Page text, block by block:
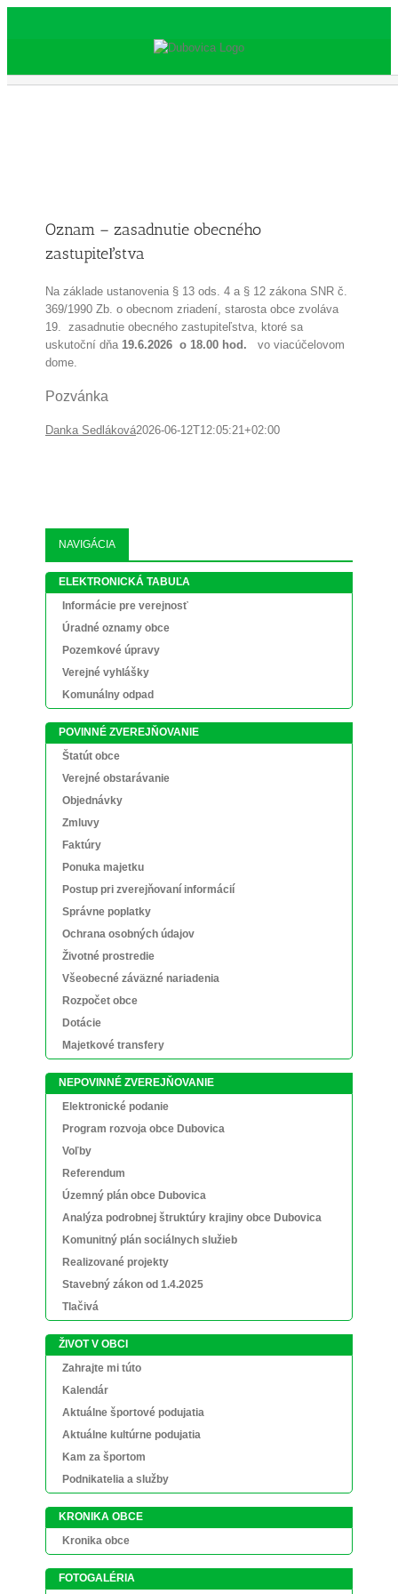
Oznam – zasadnutie obecného
zastupiteľstva
Na základe ustanovenia § 13 ods. 4 a § 12 zákona SNR č.
369/1990 Zb. o obecnom zriadení, starosta obce zvoláva
19. zasadnutie obecného zastupiteľstva, ktoré sa
uskutoční dňa19.6.2026 o 18.00 hod. vo viacúčelovom
dome.
Pozvánka
Danka Sedláková2026-06-12T12:05:21+02:00
NAVIGÁCIA
ELEKTRONICKÁ TABUĽA
Informácie pre verejnosť
Úradné oznamy obce
Pozemkové úpravy
Verejné vyhlášky
Komunálny odpad
POVINNÉ ZVEREJŇOVANIE
Štatút obce
Verejné obstarávanie
Objednávky
Zmluvy
Faktúry
Ponuka majetku
Postup pri zverejňovaní informácií
Správne poplatky
Ochrana osobných údajov
Životné prostredie
Všeobecné záväzné nariadenia
Rozpočet obce
Dotácie
Majetkové transfery
NEPOVINNÉ ZVEREJŇOVANIE
Elektronické podanie
Program rozvoja obce Dubovica
Voľby
Referendum
Územný plán obce Dubovica
Analýza podrobnej štruktúry krajiny obce Dubovica
Komunitný plán sociálnych služieb
Realizované projekty
Stavebný zákon od 1.4.2025
Tlačivá
ŽIVOT V OBCI
Zahrajte mi túto
Kalendár
Aktuálne športové podujatia
Aktuálne kultúrne podujatia
Kam za športom
Podnikatelia a služby
KRONIKA OBCE
Kronika obce
FOTOGALÉRIA